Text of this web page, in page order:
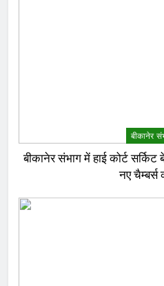
बीकानेर
बीकानेर संभाग में हाई कोर्ट सर्किट
नए चैम्बर्स